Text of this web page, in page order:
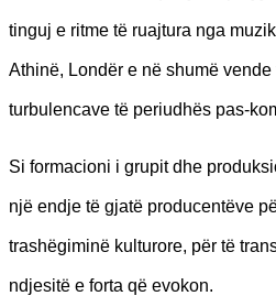
tinguj e ritme të ruajtura nga
Athinë, Londër e në shumë vende
turbulencave të periudhës pas-
Si formacioni i grupit dhe
një endje të gjatë producentëve
trashëgiminë kulturore, për të
ndjesitë e forta që evokon.